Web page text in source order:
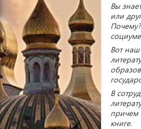
Вы
или
Вот
В
причем
книге.